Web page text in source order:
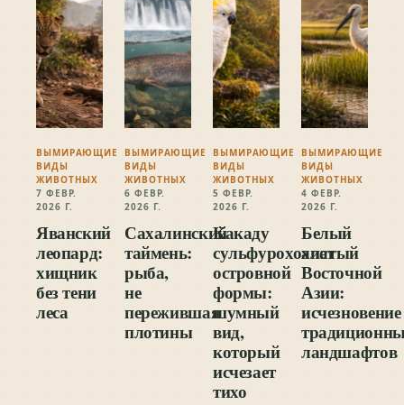
ВЫМИРАЮЩИЕ
ВИДЫ
ЖИВОТНЫХ
7 ФЕВР.
2026 Г.
Яванский
леопард:
хищник
без тени
леса
ВЫМИРАЮЩИЕ
ВИДЫ
ЖИВОТНЫХ
6 ФЕВР.
2026 Г.
Сахалинский
таймень:
рыба,
не
пережившая
плотины
ВЫМИРАЮЩИЕ
ВИДЫ
ЖИВОТНЫХ
5 ФЕВР.
2026 Г.
Какаду
сульфурохохлатый
островной
формы:
шумный
вид,
который
исчезает
тихо
ВЫМИРАЮЩИЕ
ВИДЫ
ЖИВОТНЫХ
4 ФЕВР.
2026 Г.
Белый
аист
Восточной
Азии:
исчезновение
ландшафтов